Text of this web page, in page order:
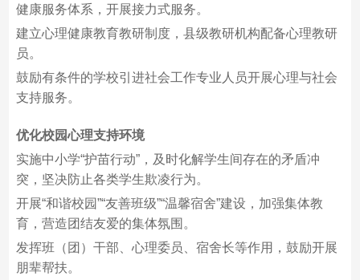
健康服务体系，开展接力式服务。
建立心理健康教育教研制度，县级教研机构配备心理教研
员。
鼓励有条件的学校引进社会工作专业人员开展心理与社会
支持服务。
优化校园心理支持环境
实施中小学“护苗行动”，及时化解学生间存在的矛盾冲
突，坚决防止各类学生欺凌行为。
开展“和谐校园”“友善班级”“温馨宿舍”建设，加强集体教
育，营造团结友爱的集体氛围。
发挥班（团）干部、心理委员、宿舍长等作用，鼓励开展
朋辈帮扶。